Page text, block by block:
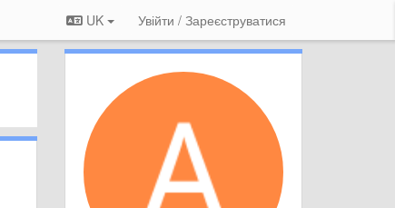
UK Увійти / Зареєструватися